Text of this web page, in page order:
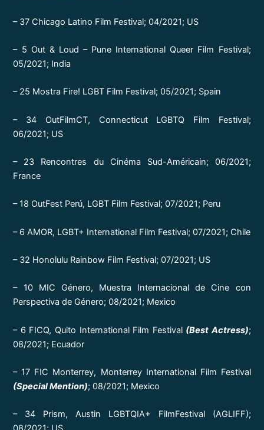
– 37 Chicago Latino Film Festival; 04/2021; US
– 5 Out & Loud – Pune International Queer Film Festival;
05/2021; India
– 25 Mostra Fire! LGBT Film Festival; 05/2021; Spain
– 34 OutFilmCT, Connecticut LGBTQ Film Festival;
06/2021; US
– 23 Rencontres du Cinéma Sud-Américain; 06/2021;
France
– 18 OutFest Perú, LGBT Film Festival; 07/2021; Peru
– 6 AMOR, LGBT+ International Film Festival; 07/2021; Chile
– 32 Honolulu Rainbow Film Festival; 07/2021; US
– 10 MIC Género, Muestra Internacional de Cine con
Perspectiva de Género; 08/2021; Mexico
– 6 FICQ, Quito International Film Festival (Best Actress);
08/2021; Ecuador
– 17 FIC Monterrey, Monterrey International Film Festival
(Special Mention); 08/2021; Mexico
– 34 Prism, Austin LGBTQIA+ FilmFestival (AGLIFF);